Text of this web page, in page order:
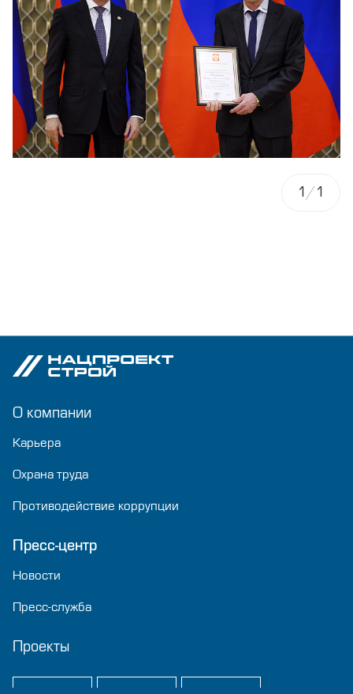
1/1
О компании
Карьера
Охрана труда
Противодействие коррупции
Пресс-центр
Новости
Пресс-служба
Проекты